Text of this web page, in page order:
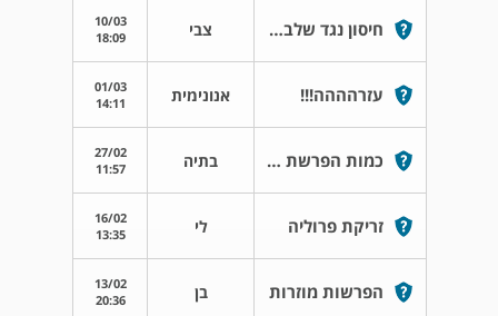
חיסון נגד שלבקת חוגרת צבי
10/03
18:09
עזרהההה!!! אנונימית
01/03
14:11
כמות הפרשת שתן גבוהה יותר מאשר שתיה בתיה
27/02
11:57
זריקת פרוליה לי
16/02
13:35
הפרשות מוזרות בן
13/02
20:36